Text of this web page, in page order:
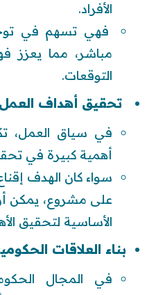
الأفراد.
فهي تسهم في
مباشر، مما يعزز
التوقعات.
تحقيق أهداف العمل
في سياق العمل،
أهمية كبيرة في
سواء كان الهدف
على مشروع، يمكن
الأساسية لتحقيق
بناء العلاقات
في المجال